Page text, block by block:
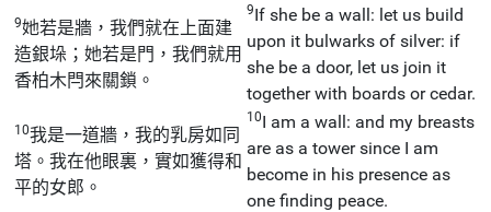
9她若是牆，我們就在上面建
造銀垛；她若是門，我們就用
香柏木閂來關鎖。
9If she be a wall: let us build
upon it bulwarks of silver: if
she be a door, let us join it
together with boards or cedar.
10我是一道牆，我的乳房如同
塔。我在他眼裏，實如獲得和
平的女郎。
10I am a wall: and my breasts
are as a tower since I am
become in his presence as
one finding peace.